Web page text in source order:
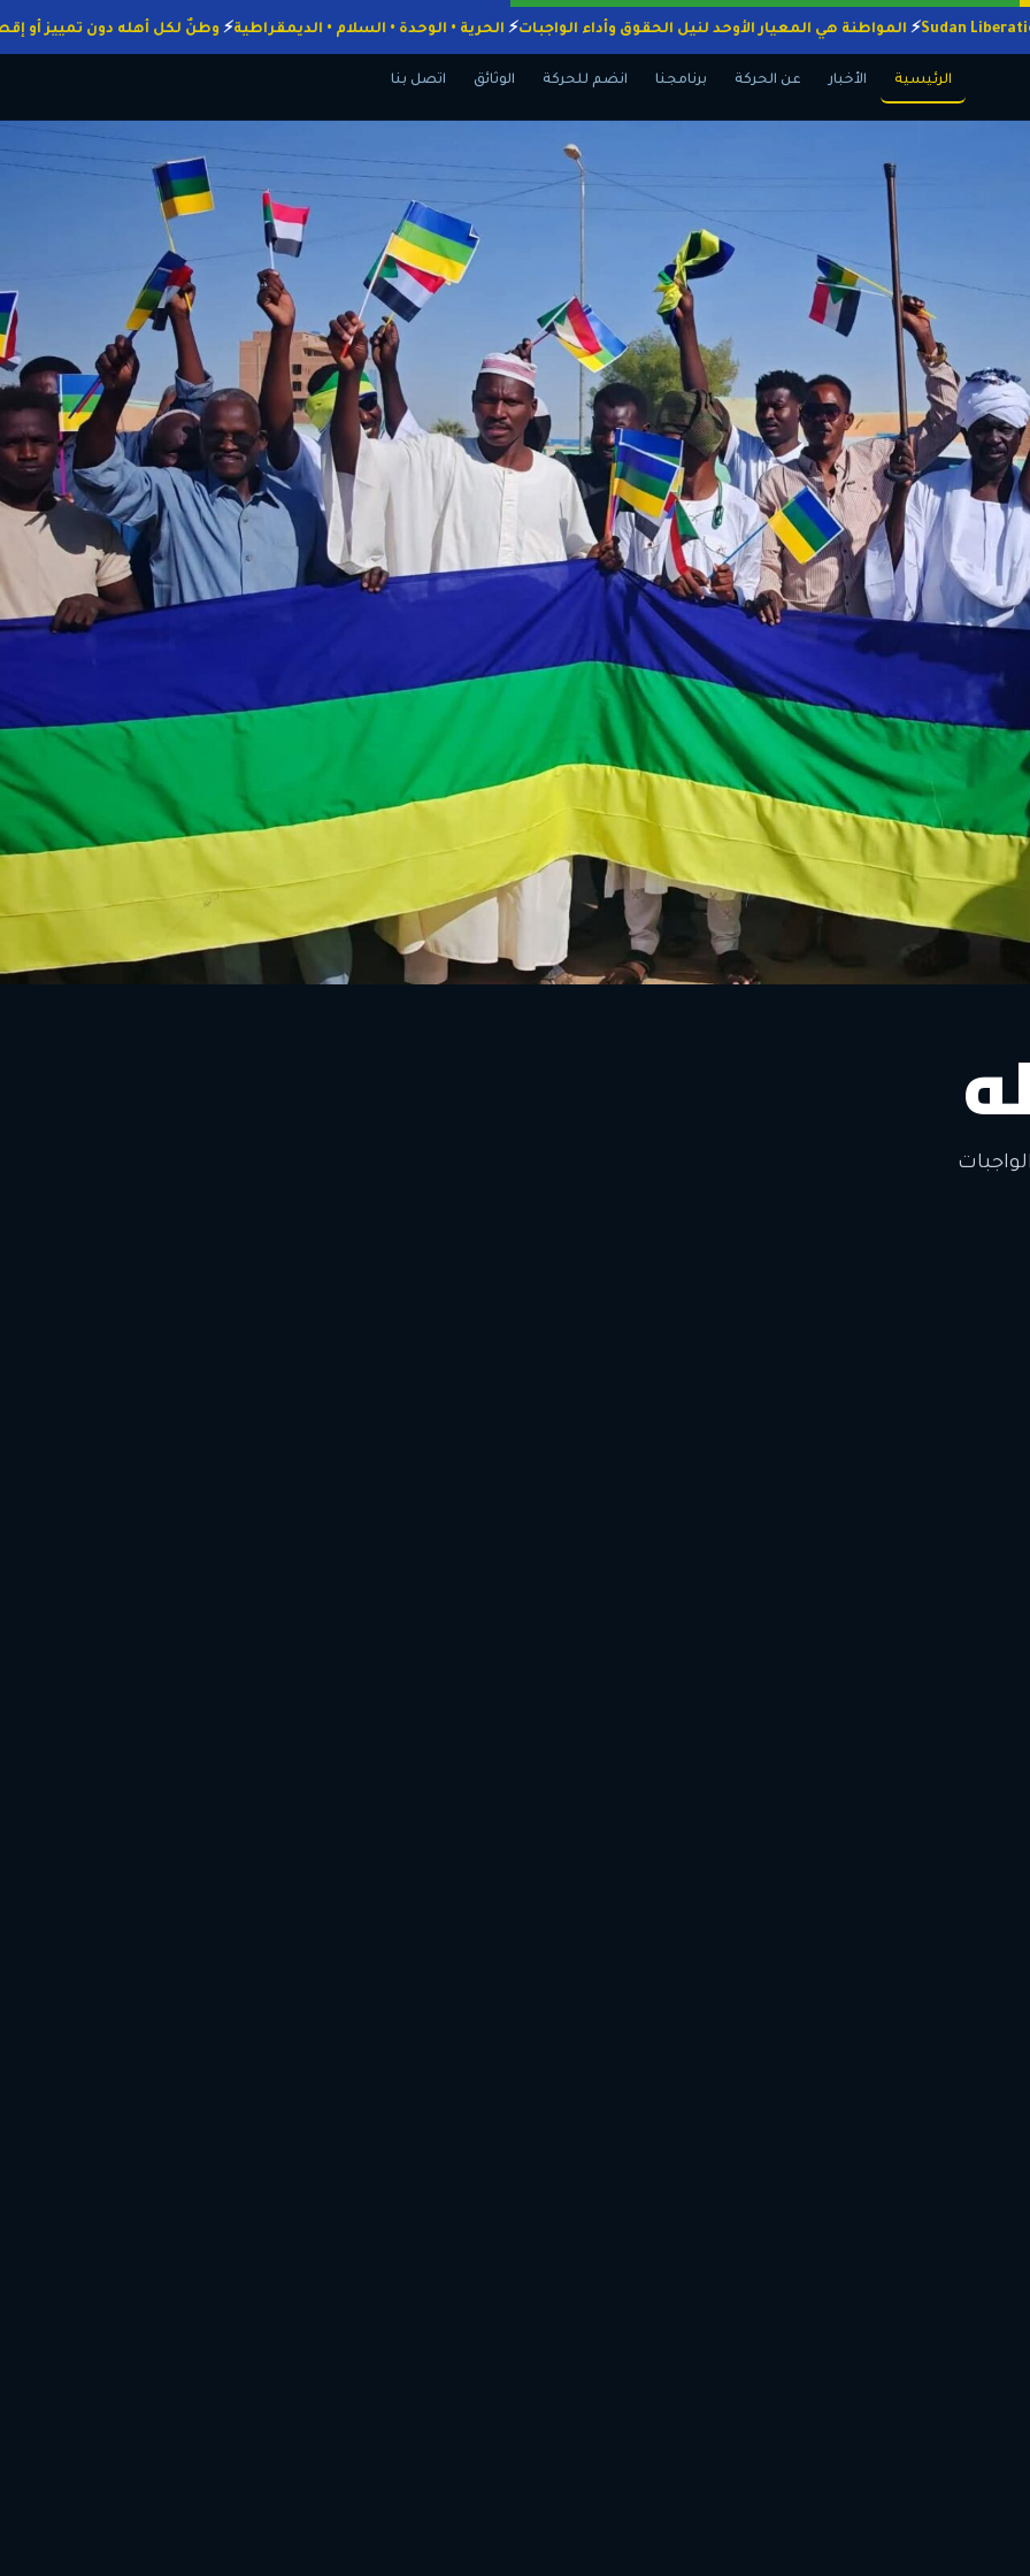
المواطنة هي المعيار الأوحد لنيل الحقوق وأداء الواجبات الحرية • الوحدة • السلام • الديمقراطية وطنٌ لكل أهله دون
الرئيسية الأخبار عن الحركة برنامجنا انضم للحركة الوثائق اتصل بنا